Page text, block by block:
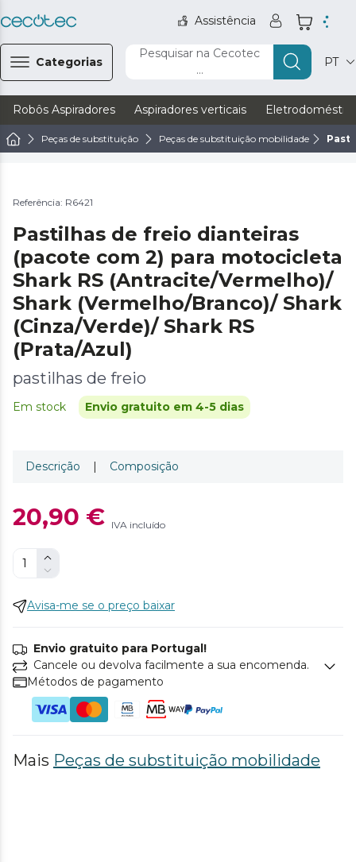
Assistência
Categorias
Pesquisar na Cecotec
...
PT
Robôs Aspiradores Aspiradores verticais
Peças de substituição Peças de substituição mobilidade
Referência: R6421
Pastilhas de freio dianteiras
(pacote com 2) para motocicleta
Shark RS (Antracite/Vermelho)/
Shark (Vermelho/Branco)/ Shark
(Cinza/Verde)/ Shark RS
(Prata/Azul)
pastilhas de freio
Em stock Envio gratuito em 4-5 dias
Descrição | Composição
20,90 € IVA incluído
Avisa-me se o preço baixar
Envio gratuito para Portugal!
Cancele ou devolva facilmente a sua encomenda.
Métodos de pagamento
Mais Peças de substituição mobilidade